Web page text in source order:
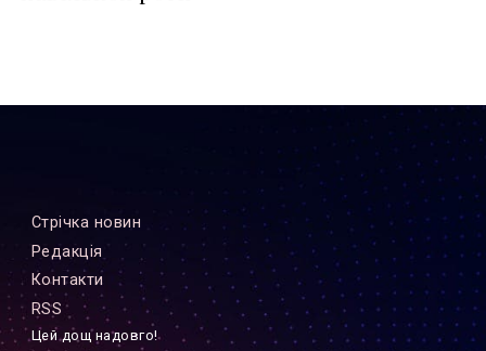
Стрiчка новин
Редакцiя
Контакти
RSS
Цей дощ надовго!